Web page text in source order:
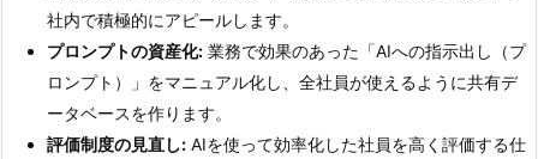
社内で積極的にアピールします。
プロンプトの資産化: 業務で効果のあった「AIへの指示出し（プ
ロンプト）」をマニュアル化し、全社員が使えるように共有デ
ータベースを作ります。
評価制度の見直し: AIを使って効率化した社員を高く評価する仕